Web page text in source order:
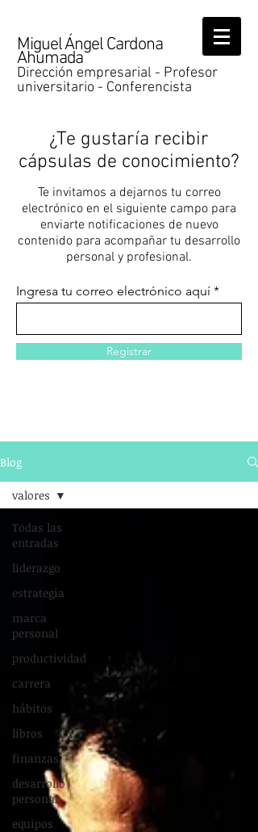
Miguel Ángel Cardona
Ahumada
Dirección empresarial - Profesor
universitario - Conferencista
¿Te gustaría recibir
cápsulas de conocimiento?
Te invitamos a dejarnos tu correo
electrónico en el siguiente campo para
enviarte notificaciones de nuevo
contenido para acompañar tu desarrollo
personal y profesional.
Ingresa tu correo electrónico aquí
Registrar
Blog
Todas las
entradas
liderazgo
estrategia
marca
personal
productividad
carrera
hábitos
libros
finanzas
desarrollo
personal
equipos
valores